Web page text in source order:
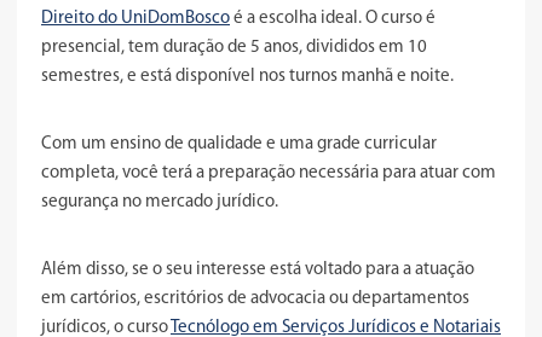
Direito do UniDomBosco é a escolha ideal. O curso é
presencial, tem duração de 5 anos, divididos em 10
semestres, e está disponível nos turnos manhã e noite.
Com um ensino de qualidade e uma grade curricular
completa, você terá a preparação necessária para atuar com
segurança no mercado jurídico.
Além disso, se o seu interesse está voltado para a atuação
em cartórios, escritórios de advocacia ou departamentos
jurídicos, o curso Tecnólogo em Serviços Jurídicos e Notariais